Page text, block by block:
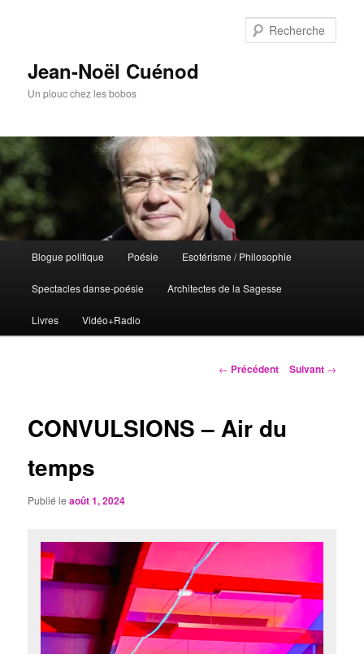
Jean-Noël Cuénod
Un plouc chez les bobos
Aller
au
contenu
Blogue politique Poésie Esotérisme / Philosophie
Spectacles danse-poésie Architectes de la Sagesse
Livres Vidéo+Radio
Navigation
← Précédent Suivant →
CONVULSIONS – Air du
temps
Publié leaoût 1, 2024